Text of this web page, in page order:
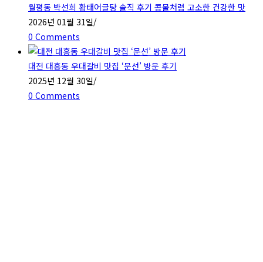
월평동 박선희 황태어글탕 솔직 후기 콩물처럼 고소한 건강한 맛
2026년 01월 31일/
0 Comments
대전 대흥동 우대갈비 맛집 ‘문선’ 방문 후기
2025년 12월 30일/
0 Comments